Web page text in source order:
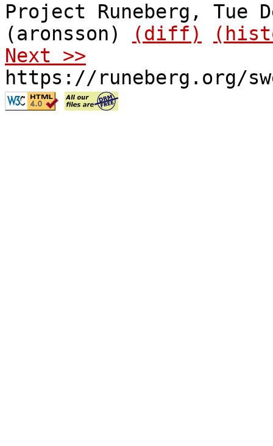
Project Runeberg, Tue
(aronsson)
(diff)
Next >>
https://runeberg.org/